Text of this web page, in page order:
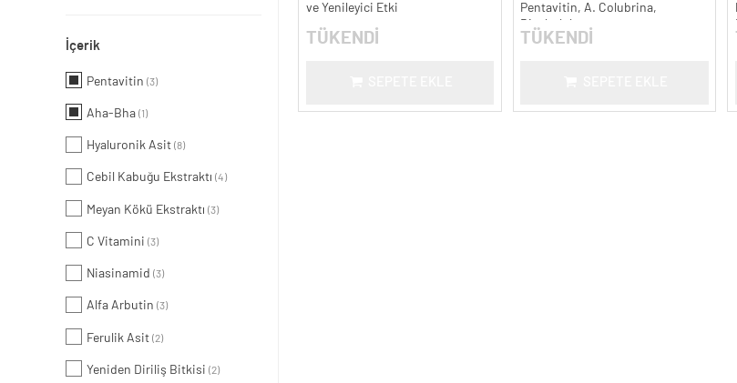
İçerik
Pentavitin (3)
Aha-Bha (1)
Hyaluronik Asit (8)
Cebil Kabuğu Ekstraktı (4)
Meyan Kökü Ekstraktı (3)
C Vitamini (3)
Niasinamid (3)
Alfa Arbutin (3)
Ferulik Asit (2)
Yeniden Diriliş Bitkisi (2)
ve Yenileyici Etki
TÜKENDİ
Pentavitin, A. Colubrina,
Bisabolol
TÜKENDİ